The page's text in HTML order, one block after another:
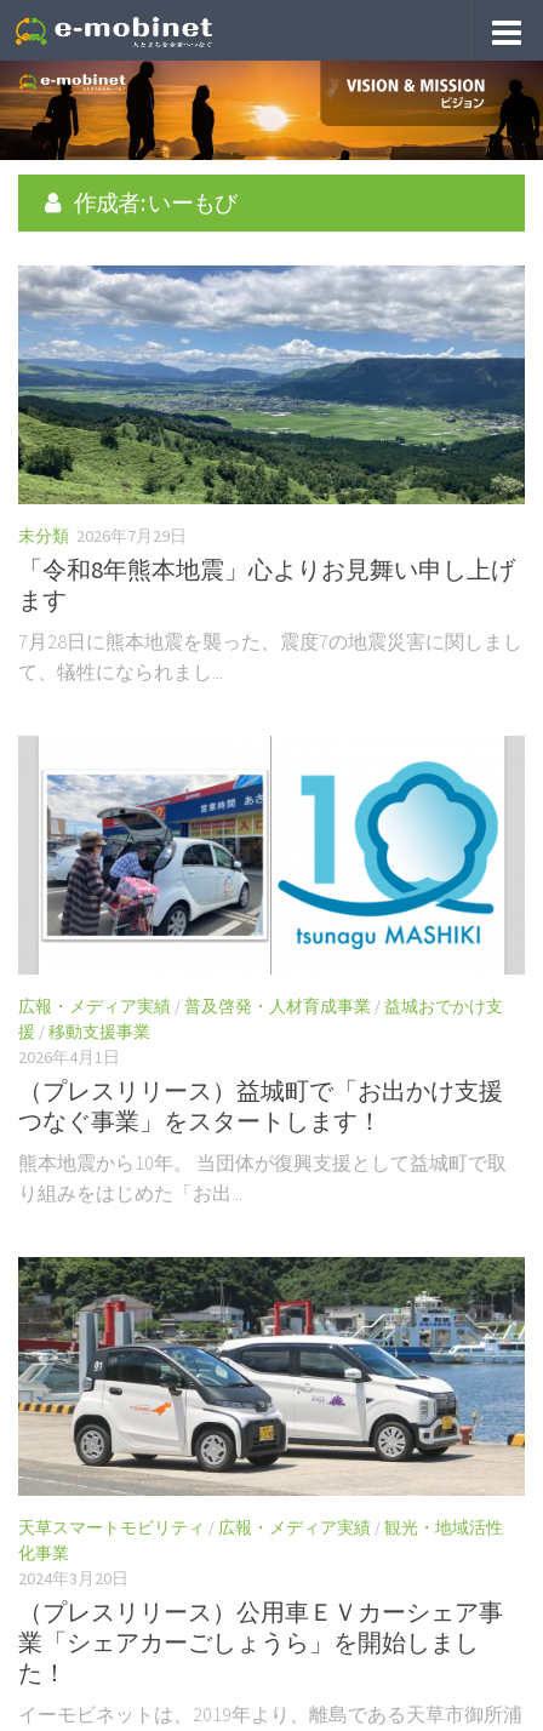
作成者:いーもび
未分類 2026年7月29日
「令和8年熊本地震」心よりお見舞い申し上げ
ます
7月28日に熊本地震を襲った、震度7の地震災害に関しまし
て、犠牲になられまし...
広報・メディア実績 /普及啓発・人材育成事業 /益城おでかけ支
援 /移動支援事業
2026年4月1日
（プレスリリース）益城町で「お出かけ支援
つなぐ事業」をスタートします！
熊本地震から10年。 当団体が復興支援として益城町で取
り組みをはじめた「お出...
天草スマートモビリティ / 広報・メディア実績 /観光・地域活性
化事業
2024年3月20日
（プレスリリース）公用車ＥＶカーシェア事
業「シェアカーごしょうら」を開始しまし
た！
イーモビネットは、2019年より、離島である天草市御所浦